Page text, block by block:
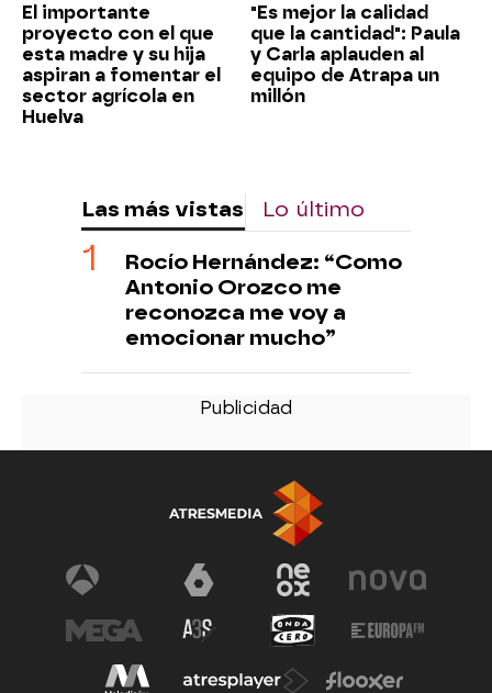
El importante
proyecto con el que
esta madre y su hija
aspiran a fomentar el
sector agrícola en
Huelva
"Es mejor la calidad
que la cantidad": Paula
y Carla aplauden al
equipo de Atrapa un
millón
Las más vistas Lo último
Rocío Hernández: “Como
Antonio Orozco me
reconozca me voy a
emocionar mucho”